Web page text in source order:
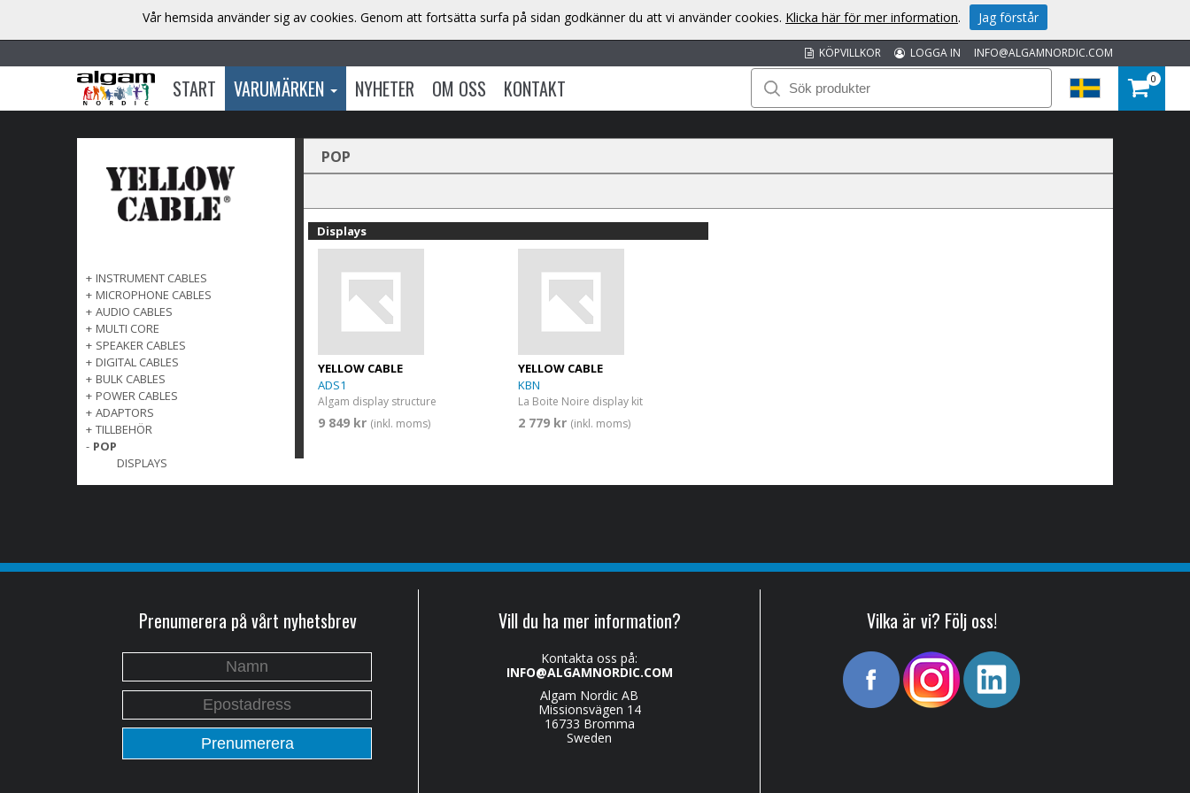
INFO@ALGAMNORDIC.COM
LOGGA IN
KÖPVILLKOR
START VARUMÄRKEN NYHETER OM OSS KONTAKT 0
+ INSTRUMENT CABLES
+ MICROPHONE CABLES
+ AUDIO CABLES
+ MULTI CORE
+ SPEAKER CABLES
+ DIGITAL CABLES
+ BULK CABLES
+ POWER CABLES
+ ADAPTORS
+ TILLBEHÖR
- POP
DISPLAYS
POP
Displays
YELLOW CABLE
ADS1
Algam display structure
9 849 kr (inkl. moms)
YELLOW CABLE
KBN
La Boite Noire display kit
2 779 kr (inkl. moms)
Prenumerera på vårt nyhetsbrev Vill du ha mer information?
Kontakta oss på:
INFO@ALGAMNORDIC.COM
Algam Nordic AB
Missionsvägen 14
16733 Bromma
Sweden
Vilka är vi? Följ oss!
Vår hemsida använder sig av cookies. Genom att fortsätta surfa på sidan godkänner du att vi använder cookies. Klicka här för mer information. Jag förstår